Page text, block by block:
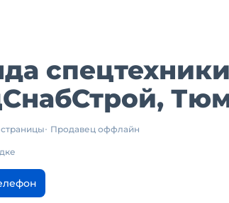
спецтехники
Продавец оффлайн